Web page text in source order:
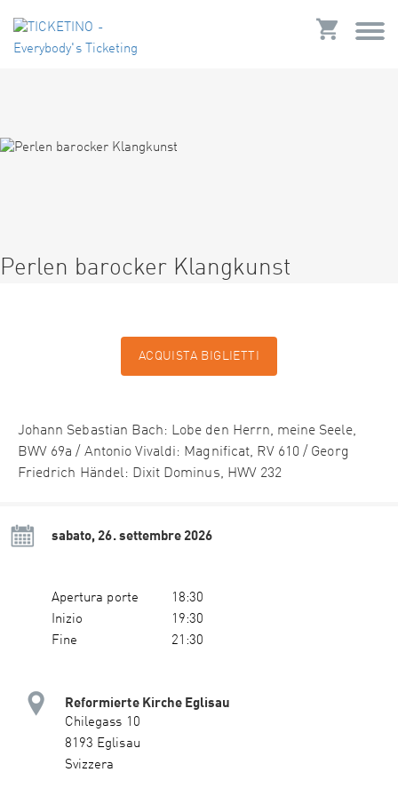
Perlen barocker Klangkunst
ACQUISTA BIGLIETTI
Johann Sebastian Bach: Lobe den Herrn, meine Seele,
BWV 69a / Antonio Vivaldi: Magnificat, RV 610 / Georg
Friedrich Händel: Dixit Dominus, HWV 232
sabato, 26. settembre 2026
Apertura porte
18:30
Inizio
19:30
Fine
21:30
Reformierte Kirche Eglisau
Chilegass 10
8193 Eglisau
Svizzera